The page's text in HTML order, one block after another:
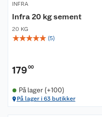
INFRA
Infra 20 kg sement
20 KG
☆☆☆☆☆ (5)
17900
På lager (+100)
På lager i 63 butikker